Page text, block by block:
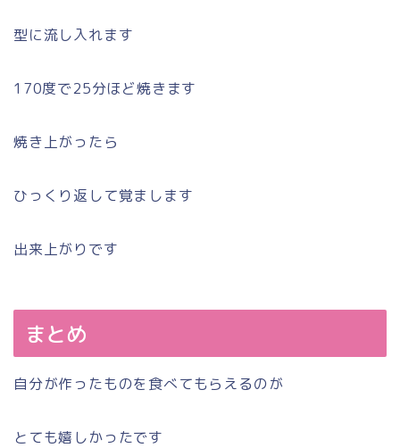
型に流し入れます
170度で25分ほど焼きます
焼き上がったら
ひっくり返して覚まします
出来上がりです
まとめ
自分が作ったものを食べてもらえるのが
とても嬉しかったです